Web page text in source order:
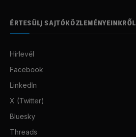
ÉRTESÜLJ SAJTÓKÖZLEMÉNYEINKRŐL
Hírlevél
Facebook
LinkedIn
X (Twitter)
Bluesky
Threads